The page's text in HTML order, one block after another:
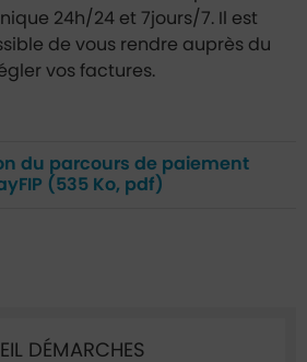
24h/24 et 7jours/7. Il est
de vous rendre auprès du
vos factures.
du parcours de paiement
(535 Ko, pdf)
DÉMARCHES